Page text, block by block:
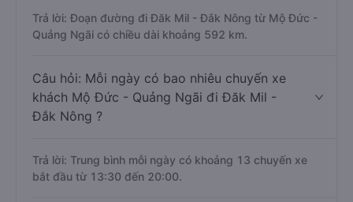
Trả lời: Đoạn đường đi Đăk Mil - Đắk Nông từ Mộ Đức -
Quảng Ngãi có chiều dài khoảng 592 km.
Câu hỏi: Mỗi ngày có bao nhiêu chuyến xe
khách Mộ Đức - Quảng Ngãi đi Đăk Mil -
Đắk Nông ?
Trả lời: Trung bình mỗi ngày có khoảng 13 chuyến xe
bắt đầu từ 13:30 đến 20:00.